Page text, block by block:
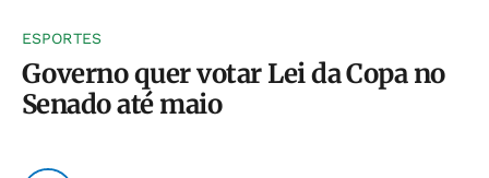
ESPORTES
Governo quer votar Lei da Copa no
Senado até maio